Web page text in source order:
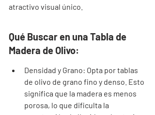
atractivo visual único.
Qué Buscar en una Tabla de
Madera de Olivo:
Densidad y Grano: Opta por tablas
de olivo de grano fino y denso. Esto
significa que la madera es menos
porosa, lo que dificulta la